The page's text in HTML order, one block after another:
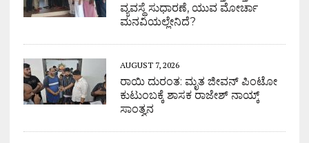
ವ್ಯವಸ್ಥೆ ಸುಧಾರಣೆ, ಯುವ ಮೋರ್ಚಾ
ಮನವಿಯಲ್ಲೇನಿದೆ?
AUGUST 7, 2026
ರಾಯಿ ದುರಂತ: ಮೃತ ಜೀವನ್ ಪಿಂಟೋ
ಕುಟುಂಬಕ್ಕೆ ಶಾಸಕ ರಾಜೇಶ್ ನಾಯ್ಕ್
ಸಾಂತ್ವನ